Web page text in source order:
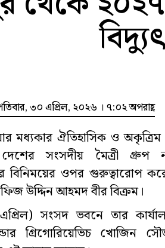
৩০ এপ্রিল, ২০২৬ । ৭:০২ অপরাহ্ণ
মধ্যকার ঐতিহাসিক ও অকৃত্রিম
সংসদীয় মৈত্রী গ্রুপ
বিনিময়ের ওপর গুরুত্বারোপ
উদ্দিন আহমদ বীর বিক্রম।
সংসদ ভবনে তার
গ্রিগোরিয়েভিচ খোজিন